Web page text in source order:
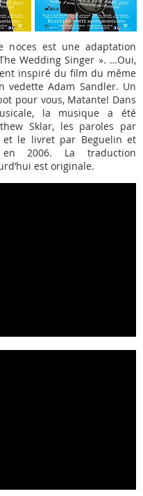
noces est une adaptation
Wedding Singer ». …Oui,
inspiré du film du même
vedette Adam Sandler. Un
pour vous, Matante! Dans
la musique a été
Sklar, les paroles par
et le livret par Beguelin et
2006. La traduction
est originale.